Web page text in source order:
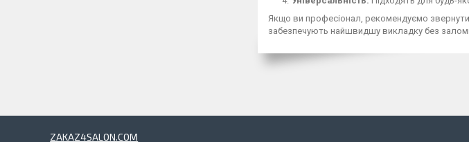
Якщо ви професіонал, рекомендуємо звернути
забезпечують найшвидшу викладку без
ZAKAZ4SALON.COM